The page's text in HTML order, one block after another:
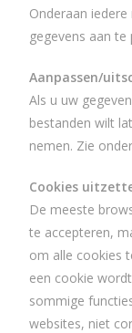
Onderaan
gegevens aan
Aanpassen/
Als u uw
bestanden wilt
nemen. Zie
Cookies
De meeste
te accepteren,
om alle cookies
een cookie
sommige
websites, niet